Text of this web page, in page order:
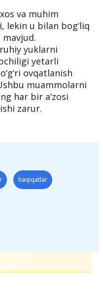
va muhim
lekin u bilan bog‘liq
mavjud.
yuklarni
yetarli
ovqatlanish
muammolarni
har bir a’zosi
zarur.
haqiqatlar